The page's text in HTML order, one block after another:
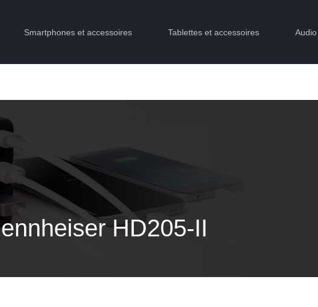
Smartphones et accessoires Tablettes et accessoires
HD205-II